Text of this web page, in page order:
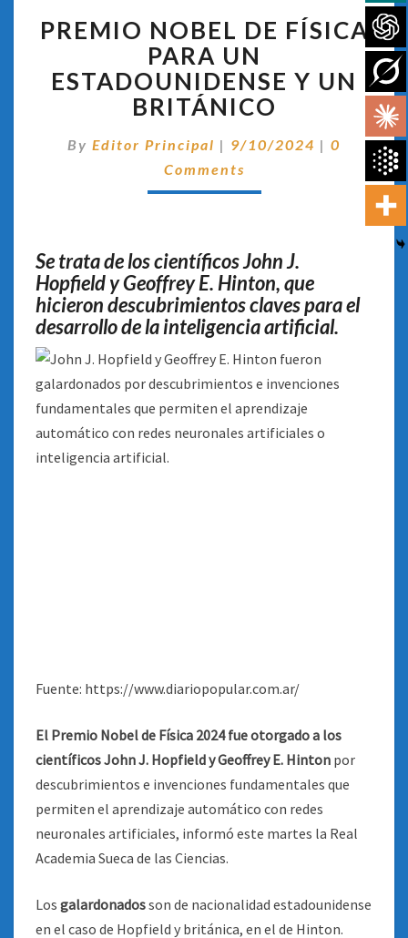
NOBEL
DE
FÍSICA
PARA
UN
Y
UN
BRITÁNICO
PREMIO NOBEL DE FÍSICA
PARA UN
ESTADOUNIDENSE Y UN
BRITÁNICO
By Editor Principal | 9/10/2024 | 0
Comments
Se trata de los científicos John J.
Hopfield y Geoffrey E. Hinton, que
hicieron descubrimientos claves para el
desarrollo de la inteligencia artificial.
Fuente: https://www.diariopopular.com.ar/
El Premio Nobel de Física 2024 fue otorgado a los
científicos John J. Hopfield y Geoffrey E. Hinton por
descubrimientos e invenciones fundamentales que
permiten el aprendizaje automático con redes
neuronales artificiales, informó este martes la Real
Academia Sueca de las Ciencias.
Los galardonadosson de nacionalidad estadounidense
en el caso de Hopfield y británica, en el de Hinton.